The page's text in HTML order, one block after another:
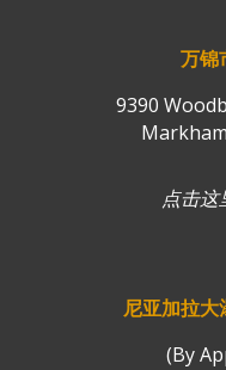
万
9390
点击这
尼亚加拉
(By